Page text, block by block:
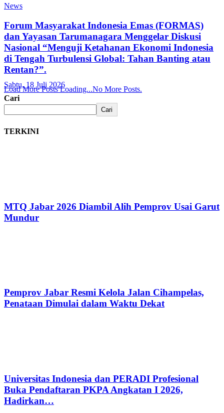
News
Forum Masyarakat Indonesia Emas (FORMAS)
dan Yayasan Tarumanagara Menggelar Diskusi
Nasional “Menguji Ketahanan Ekonomi Indonesia
di Tengah Turbulensi Global: Tahan Banting atau
Rentan?”.
Sabtu, 18 Juli 2026
Load More Posts Loading...No More Posts.
Cari
Cari
TERKINI
MTQ Jabar 2026 Diambil Alih Pemprov Usai Garut
Mundur
Pemprov Jabar Resmi Kelola Jalan Cihampelas,
Penataan Dimulai dalam Waktu Dekat
Universitas Indonesia dan PERADI Profesional
Buka Pendaftaran PKPA Angkatan I 2026,
Hadirkan…